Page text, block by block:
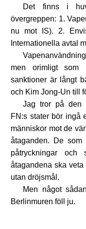
Det finns i
övergreppen: 1.
nu mot IS). 2.
Internationella avtal
men orimligt som
sanktioner är långt
och Kim Jong-Un till
Jag tror på den
FN:s stater bör ingå
människor mot de
åtaganden. De
påtryckningar och
åtagandena ska
utan dröjsmål.
Men något
Berlinmuren föll ju.